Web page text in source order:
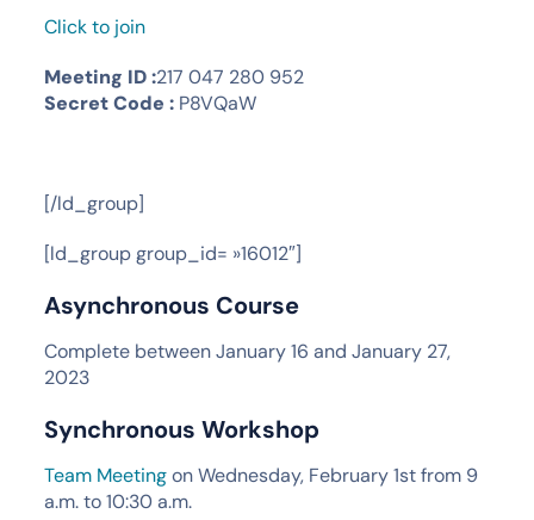
Click to join
Meeting ID :217 047 280 952
Secret Code :P8VQaW
[/ld_group]
[ld_group group_id= »16012″]
Asynchronous Course
Complete between January 16 and January 27,
2023
Synchronous Workshop
Team Meetingon Wednesday, February 1st from 9
a.m. to 10:30 a.m.